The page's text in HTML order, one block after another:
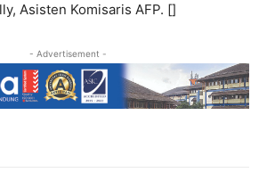
Asisten Komisaris AFP. []
- Advertisement -